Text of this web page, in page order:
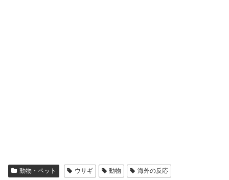
動物・ペット ウサギ 動物 海外の反応